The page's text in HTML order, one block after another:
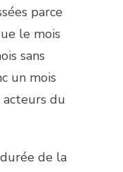
parce
le mois
sans
un mois
du
de la